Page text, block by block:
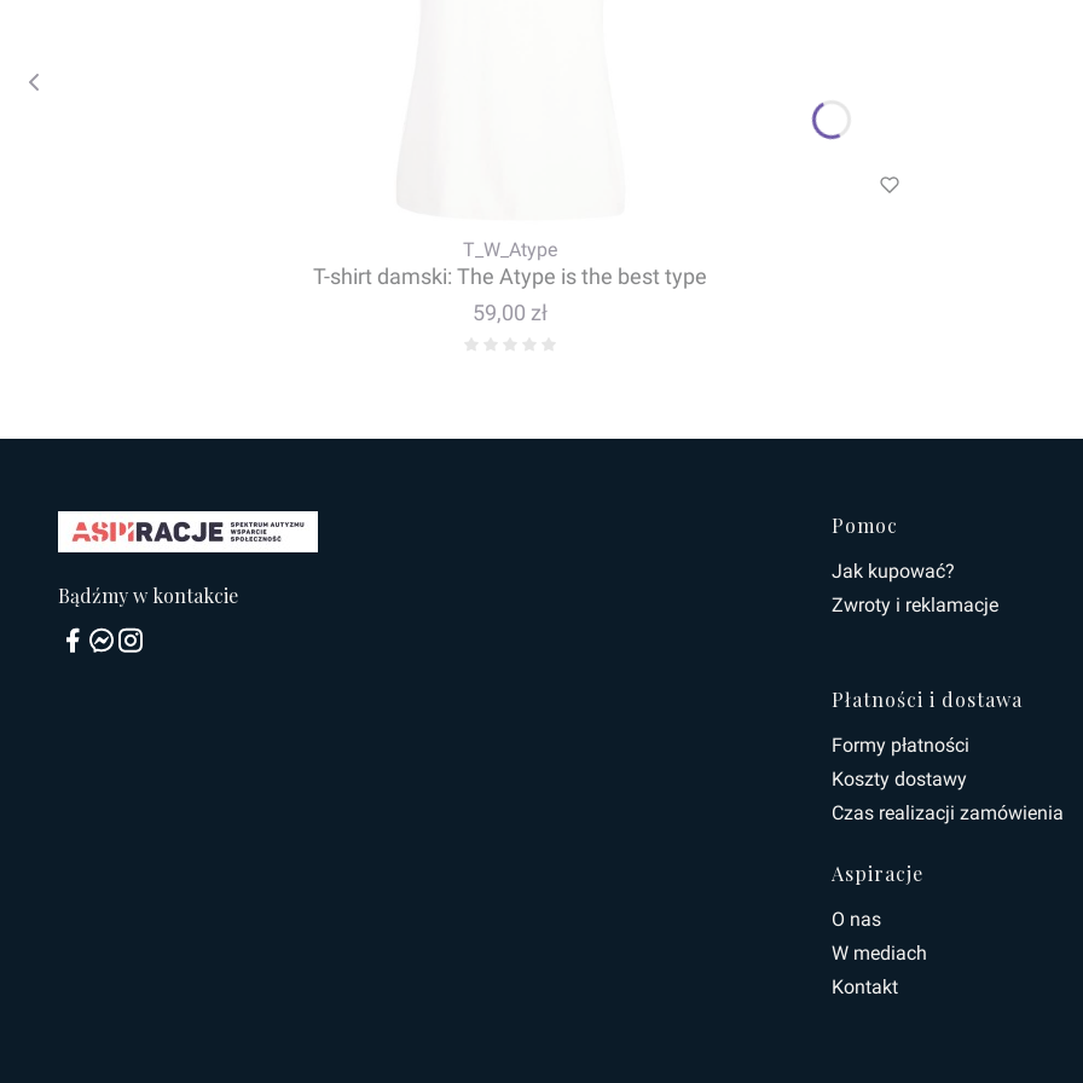
T_W_Atype
T-shirt damski: The Atype is the best type
Cena
59,00 zł
Bądźmy w kontakcie
Linki w
Pomoc
Jak kupować?
Zwroty i reklamacje
Płatności i dostawa
Formy płatności
Koszty dostawy
Czas realizacji zamówienia
Aspiracje
O nas
W mediach
Kontakt